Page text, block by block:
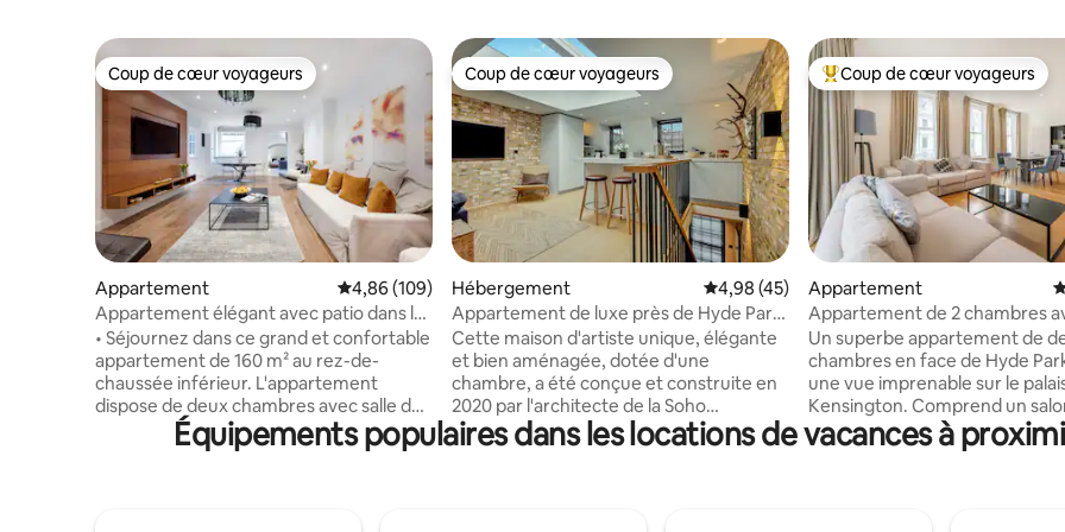
Coup de cœur voyageurs
Coup de cœur voyageurs
Appartement Évaluation moyenne sur la base de 109 commentaires : 4,86 sur 5
4,86 (109)
Appartement élégant avec patio dans le
centre de Londres
• Séjournez dans ce grand et confortable
appartement de 160 m² au rez-de-
chaussée inférieur. L'appartement
dispose de deux chambres avec salle de
bains privative avec armoires et
climatisation, à l'exception du salon. La
Coup de cœur voyageurs
Coup de cœur voyageurs
Hébergement Évaluation moyenne sur la base de 45
4,98 (45)
Appartement de luxe près de Hyde Park
Notting Hill
Cette maison d'artiste unique, élégante
et bien aménagée, dotée d'une
chambre, a été conçue et construite en
2020 par l'architecte de la Soho
Farmhouse. Niché dans une paisible
ruelle pavée, à 2 minutes à pied de Hyde
Coups de cœur voyageurs les
Coup de cœur voyageurs
Appartement
Appartement de 2 chambres
sur Hyde Park
Un superbe appartement de
chambres en face de Hyde
une vue imprenable sur le
Kensington. Comprend un
manger spacieux, une
principale avec salle de bain
Équipements populaires dans les locations de vacances à